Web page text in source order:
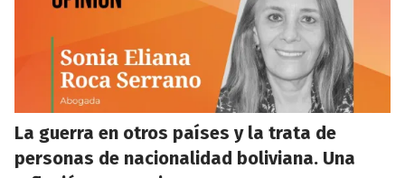
La guerra en otros países y la trata de
personas de nacionalidad boliviana. Una